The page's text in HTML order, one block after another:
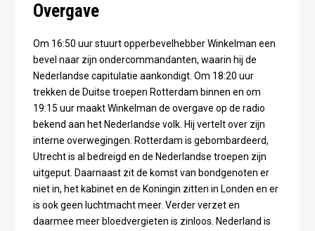
Overgave
Om 16:50 uur stuurt opperbevelhebber Winkelman een
bevel naar zijn ondercommandanten, waarin hij de
Nederlandse capitulatie aankondigt. Om 18:20 uur
trekken de Duitse troepen Rotterdam binnen en om
19:15 uur maakt Winkelman de overgave op de radio
bekend aan het Nederlandse volk. Hij vertelt over zijn
interne overwegingen. Rotterdam is gebombardeerd,
Utrecht is al bedreigd en de Nederlandse troepen zijn
uitgeput. Daarnaast zit de komst van bondgenoten er
niet in, het kabinet en de Koningin zitten in Londen en er
is ook geen luchtmacht meer. Verder verzet en
daarmee meer bloedvergieten is zinloos. Nederland is